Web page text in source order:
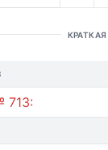
713: